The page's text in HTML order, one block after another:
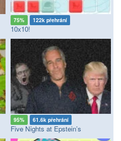
75% 122k přehrání
10x10!
95% 61.6k přehrání
Five Nights at Epstein’s